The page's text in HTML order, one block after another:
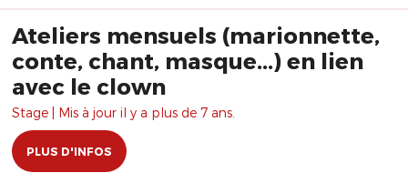
Ateliers mensuels (marionnette,
conte, chant, masque...) en lien
avec le clown
Stage | Mis à jour il y a plus de 7 ans.
PLUS D'INFOS